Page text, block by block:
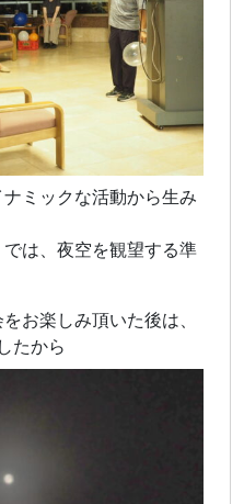
ミックな活動から生み
は、夜空を観望する準
お楽しみ頂いた後は、
たから